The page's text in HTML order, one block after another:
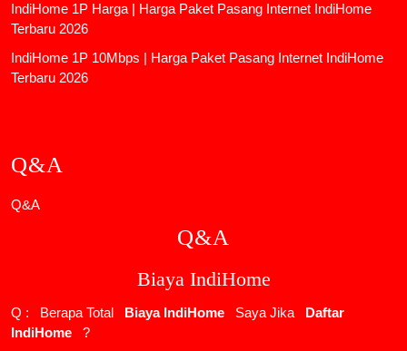
IndiHome 1P Harga | Harga Paket Pasang Internet IndiHome
Terbaru 2026
IndiHome 1P 10Mbps | Harga Paket Pasang Internet IndiHome
Terbaru 2026
Q&A
Q&A
Q&A
Biaya IndiHome
Q : Berapa Total Biaya IndiHome Saya Jika
Daftar
IndiHome
?